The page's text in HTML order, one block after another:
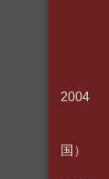
「現
「出
「炭
「15
「京
2004
「
「UI
国）
「こ